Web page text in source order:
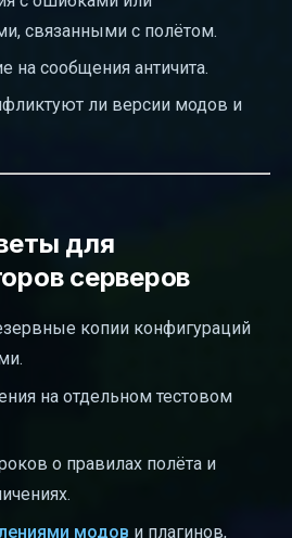
связанными с полётом.
на сообщения античита.
ли версии модов и
для
серверов
копии конфигураций
на отдельном тестовом
о правилах полёта и
модов и плагинов,